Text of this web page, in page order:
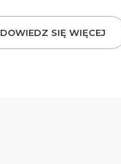
DOWIEDZ SIĘ WIĘCEJ